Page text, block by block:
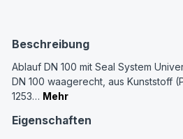
Beschreibung
Ablauf DN 100 mit Seal System
DN 100 waagerecht, aus Kunststoff
1253… Mehr
Eigenschaften